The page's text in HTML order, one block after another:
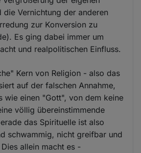
die Vernichtung der anderen
zur Konversion zu
Es ging dabei immer um
und realpolitischen Einfluss.
Kern von Religion - also das
auf der falschen Annahme,
wie einen "Gott", von dem keine
völlig übereinstimmende
das Spirituelle ist also
schwammig, nicht greifbar und
allein macht es -